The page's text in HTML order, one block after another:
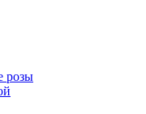
розы